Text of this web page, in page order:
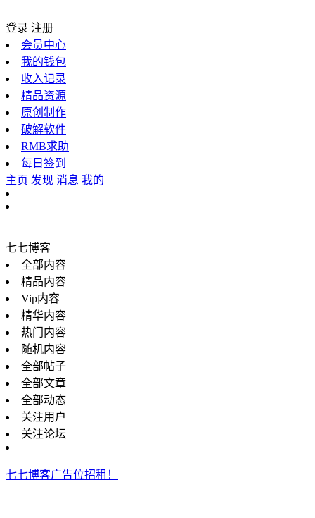
登录 注册
会员中心
我的钱包
收入记录
精品资源
原创制作
破解软件
RMB求助
每日签到
主页 发现 消息 我的
七七博客
全部内容
精品内容
Vip内容
精华内容
热门内容
随机内容
全部帖子
全部文章
全部动态
关注用户
关注论坛
七七博客广告位招租！